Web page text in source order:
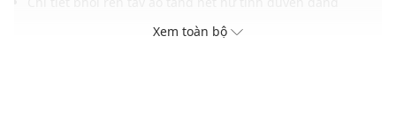
Họa tiết chữ nổi bật phối nơ tạo điểm nhấn bắt mắt
Cổ bo phối màu hài hòa hoàn thiện tổng thể nổi bật
Xem toàn bộ